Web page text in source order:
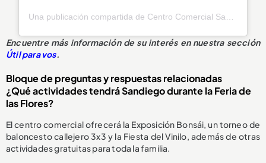
Encuentre más información de su interés en nuestra sección
Útil para vos.
Bloque de preguntas y respuestas relacionadas
¿Qué actividades tendrá Sandiego durante la Feria de
las Flores?
El centro comercial ofrecerá la Exposición Bonsái, un torneo de
baloncesto callejero 3x3 y la Fiesta del Vinilo, además de otras
actividades gratuitas para toda la familia.